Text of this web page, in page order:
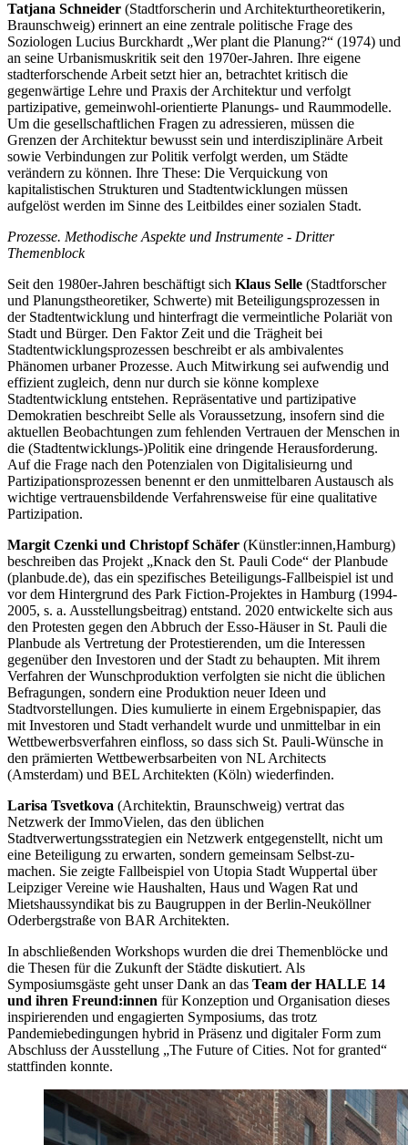
Tatjana Schneider (Stadtforscherin und Architekturtheoretikerin,
Braunschweig) erinnert an eine zentrale politische Frage des
Soziologen Lucius Burckhardt „Wer plant die Planung?“ (1974) und
an seine Urbanismuskritik seit den 1970er-Jahren. Ihre eigene
stadterforschende Arbeit setzt hier an, betrachtet kritisch die
gegenwärtige Lehre und Praxis der Architektur und verfolgt
partizipative, gemeinwohl-orientierte Planungs- und Raummodelle.
Um die gesellschaftlichen Fragen zu adressieren, müssen die
Grenzen der Architektur bewusst sein und interdisziplinäre Arbeit
sowie Verbindungen zur Politik verfolgt werden, um Städte
verändern zu können. Ihre These: Die Verquickung von
kapitalistischen Strukturen und Stadtentwicklungen müssen
aufgelöst werden im Sinne des Leitbildes einer sozialen Stadt.
Prozesse. Methodische Aspekte und Instrumente - Dritter
Themenblock
Seit den 1980er-Jahren beschäftigt sich Klaus Selle (Stadtforscher
und Planungstheoretiker, Schwerte) mit Beteiligungsprozessen in
der Stadtentwicklung und hinterfragt die vermeintliche Polariät von
Stadt und Bürger. Den Faktor Zeit und die Trägheit bei
Stadtentwicklungsprozessen beschreibt er als ambivalentes
Phänomen urbaner Prozesse. Auch Mitwirkung sei aufwendig und
effizient zugleich, denn nur durch sie könne komplexe
Stadtentwicklung entstehen. Repräsentative und partizipative
Demokratien beschreibt Selle als Voraussetzung, insofern sind die
aktuellen Beobachtungen zum fehlenden Vertrauen der Menschen in
die (Stadtentwicklungs-)Politik eine dringende Herausforderung.
Auf die Frage nach den Potenzialen von Digitalisieurng und
Partizipationsprozessen benennt er den unmittelbaren Austausch als
wichtige vertrauensbildende Verfahrensweise für eine qualitative
Partizipation.
Margit Czenki und Christopf Schäfer (Künstler:innen,Hamburg)
beschreiben das Projekt „Knack den St. Pauli Code“ der Planbude
(planbude.de), das ein spezifisches Beteiligungs-Fallbeispiel ist und
vor dem Hintergrund des Park Fiction-Projektes in Hamburg (1994-
2005, s. a. Ausstellungsbeitrag) entstand. 2020 entwickelte sich aus
den Protesten gegen den Abbruch der Esso-Häuser in St. Pauli die
Planbude als Vertretung der Protestierenden, um die Interessen
gegenüber den Investoren und der Stadt zu behaupten. Mit ihrem
Verfahren der Wunschproduktion verfolgten sie nicht die üblichen
Befragungen, sondern eine Produktion neuer Ideen und
Stadtvorstellungen. Dies kumulierte in einem Ergebnispapier, das
mit Investoren und Stadt verhandelt wurde und unmittelbar in ein
Wettbewerbsverfahren einfloss, so dass sich St. Pauli-Wünsche in
den prämierten Wettbewerbsarbeiten von NL Architects
(Amsterdam) und BEL Architekten (Köln) wiederfinden.
Larisa Tsvetkova (Architektin, Braunschweig) vertrat das
Netzwerk der ImmoVielen, das den üblichen
Stadtverwertungsstrategien ein Netzwerk entgegenstellt, nicht um
eine Beteiligung zu erwarten, sondern gemeinsam Selbst-zu-
machen. Sie zeigte Fallbeispiel von Utopia Stadt Wuppertal über
Leipziger Vereine wie Haushalten, Haus und Wagen Rat und
Mietshaussyndikat bis zu Baugruppen in der Berlin-Neuköllner
Oderbergstraße von BAR Architekten.
In abschließenden Workshops wurden die drei Themenblöcke und
die Thesen für die Zukunft der Städte diskutiert. Als
Symposiumsgäste geht unser Dank an das Team der HALLE 14
und ihren Freund:innen für Konzeption und Organisation dieses
inspirierenden und engagierten Symposiums, das trotz
Pandemiebedingungen hybrid in Präsenz und digitaler Form zum
Abschluss der Ausstellung „The Future of Cities. Not for granted“
stattfinden konnte.